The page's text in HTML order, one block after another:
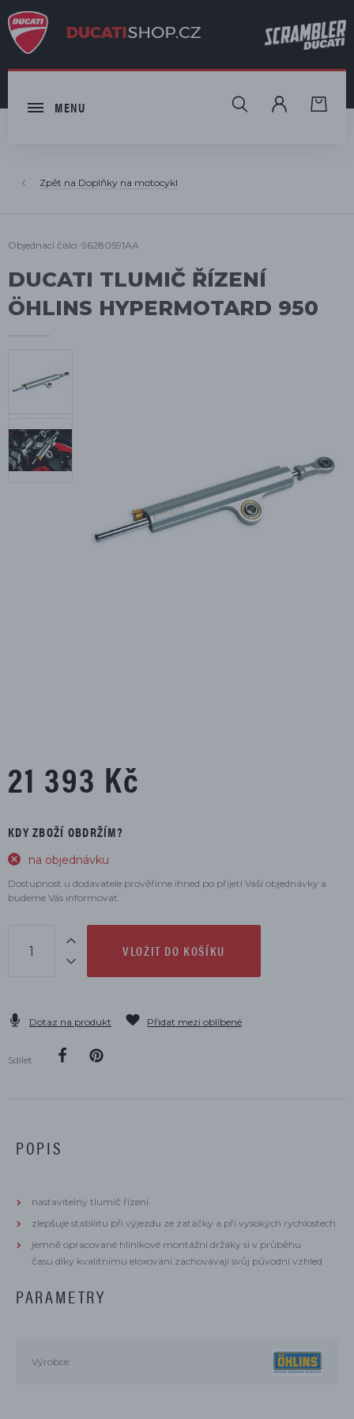
MENU HLEDAT
Doplňky na motocykl
Objednací číslo: 96280591AA
DUCATI TLUMIČ ŘÍZENÍ
ÖHLINS HYPERMOTARD 950
21 393 Kč
KDY ZBOŽÍ OBDRŽÍM?
na objednávku
Dostupnost u dodavatele prověříme ihned po přijetí Vaší objednávky a
budeme Vás informovat.
VLOŽIT DO KOŠÍKU
Dotaz na produkt Přidat mezi oblíbené
Sdílet
POPIS
nastavitelný tlumič řízení
zlepšuje stabilitu při výjezdu ze zatáčky a při vysokých rychlostech
jemně opracované hliníkové montážní držáky si v průběhu
času díky kvalitnímu eloxování zachovávají svůj původní vzhled
PARAMETRY
Výrobce: